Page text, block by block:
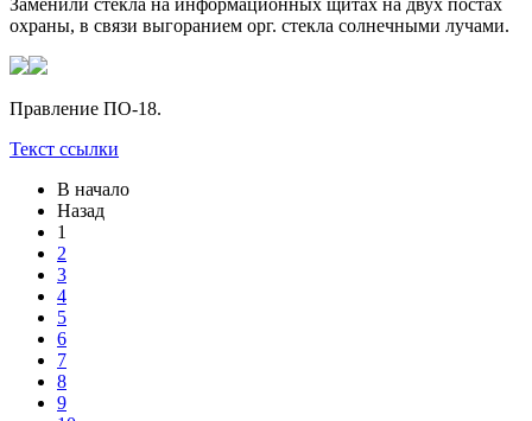
охраны, в связи выгоранием орг. стекла солнечными лучами.
Правление ПО-18.
Текст ссылки
В начало
Назад
1
2
3
4
5
6
7
8
9